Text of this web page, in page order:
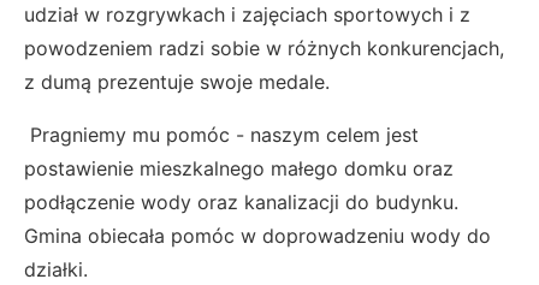
udział w rozgrywkach i zajęciach sportowych i z
powodzeniem radzi sobie w różnych konkurencjach,
z dumą prezentuje swoje medale.
Pragniemy mu pomóc - naszym celem jest
postawienie mieszkalnego małego domku oraz
podłączenie wody oraz kanalizacji do budynku.
Gmina obiecała pomóc w doprowadzeniu wody do
działki.